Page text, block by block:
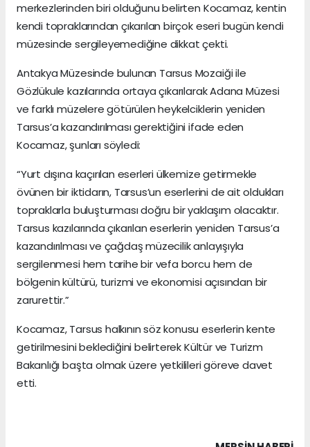
merkezlerinden biri olduğunu belirten Kocamaz, kentin
kendi topraklarından çıkarılan birçok eseri bugün kendi
müzesinde sergileyemediğine dikkat çekti.
Antakya Müzesinde bulunan Tarsus Mozaiği ile
Gözlükule kazılarında ortaya çıkarılarak Adana Müzesi
ve farklı müzelere götürülen heykelciklerin yeniden
Tarsus’a kazandırılması gerektiğini ifade eden
Kocamaz, şunları söyledi:
“Yurt dışına kaçırılan eserleri ülkemize getirmekle
övünen bir iktidarın, Tarsus’un eserlerini de ait oldukları
topraklarla buluşturması doğru bir yaklaşım olacaktır.
Tarsus kazılarında çıkarılan eserlerin yeniden Tarsus’a
kazandırılması ve çağdaş müzecilik anlayışıyla
sergilenmesi hem tarihe bir vefa borcu hem de
bölgenin kültürü, turizmi ve ekonomisi açısından bir
zarurettir.”
Kocamaz, Tarsus halkının söz konusu eserlerin kente
getirilmesini beklediğini belirterek Kültür ve Turizm
Bakanlığı başta olmak üzere yetkilileri göreve davet
etti.